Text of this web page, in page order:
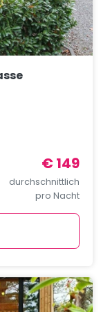
€ 149
durchschnittlich
pro Nacht